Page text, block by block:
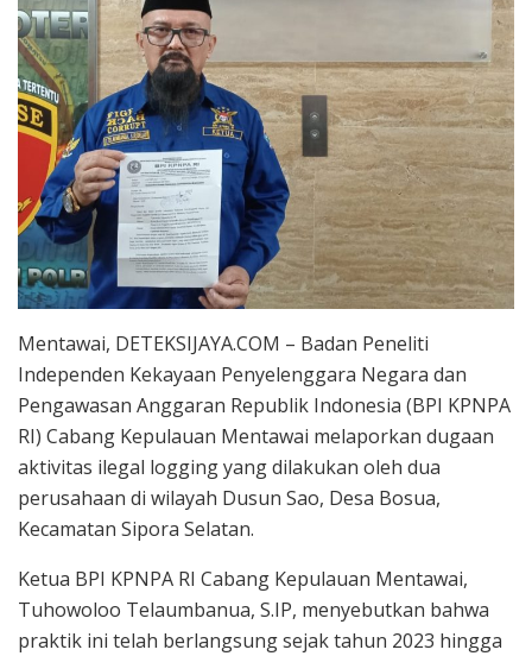
Mentawai, DETEKSIJAYA.COM – Badan Peneliti
Independen Kekayaan Penyelenggara Negara dan
Pengawasan Anggaran Republik Indonesia (BPI KPNPA
RI) Cabang Kepulauan Mentawai melaporkan dugaan
aktivitas ilegal logging yang dilakukan oleh dua
perusahaan di wilayah Dusun Sao, Desa Bosua,
Kecamatan Sipora Selatan.
Ketua BPI KPNPA RI Cabang Kepulauan Mentawai,
Tuhowoloo Telaumbanua, S.IP, menyebutkan bahwa
praktik ini telah berlangsung sejak tahun 2023 hingga